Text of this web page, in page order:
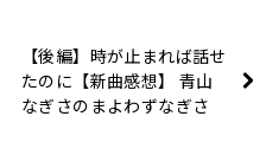
【後編】時が止まれば話せ
たのに【新曲感想】 青山
なぎさのまよわずなぎさ